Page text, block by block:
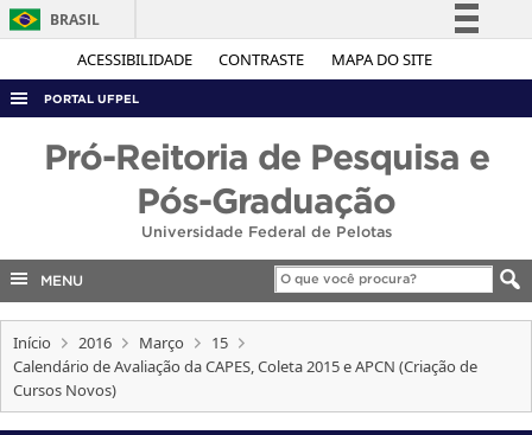
ACESSIBILIDADE CONTRASTE MAPA DO SITE
BRASIL
Simplifique!
Acesso à informação
Legislação
Canais
PORTAL UFPEL
CONCURSOS
EDITAIS
INTERNACIONAL
Pró-Reitoria de Pesquisa e
Pós-Graduação
Universidade Federal de Pelotas
MENU
Início 2016 Março
15
Calendário de Avaliação da CAPES, Coleta 2015 e APCN (Criação de
Cursos Novos)